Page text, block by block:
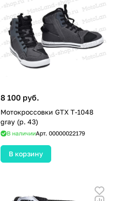
8 100 руб.
Мотокроссовки GTX T-1048
gray (р. 43)
В наличииАрт. 00000022179
В корзину